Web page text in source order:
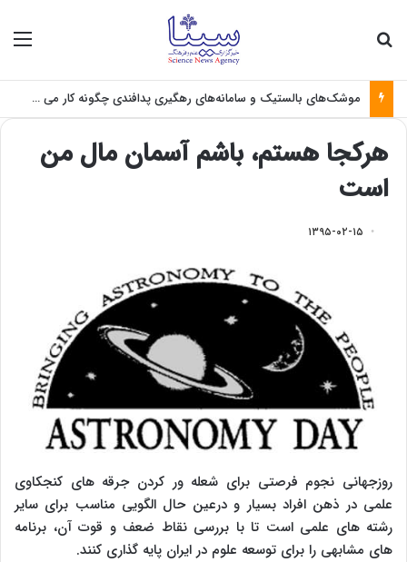
موشک‌های بالستیک و سامانه‌های رهگیری پدافندی چگونه کار می کنند؟
هرکجا هستم، باشم آسمان مال من
است
۱۳۹۵-۰۲-۱۵
روزجهانی نجوم فرصتی برای شعله ور کردن جرقه ‌های کنجکاوی
علمی در ذهن افراد بسیار و درعین ‌حال الگویی مناسب برای سایر
رشته ‌های علمی است تا با بررسی نقاط ضعف و قوت آن، برنامه
‌های مشابهی را برای توسعه علوم در ایران پایه گذاری کنند.